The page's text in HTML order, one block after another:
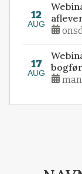
12
AUG
17
AUG